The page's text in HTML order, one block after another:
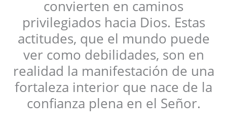
convierten en caminos
privilegiados hacia Dios. Estas
actitudes, que el mundo puede
ver como debilidades, son en
realidad la manifestación de una
fortaleza interior que nace de la
confianza plena en el Señor.